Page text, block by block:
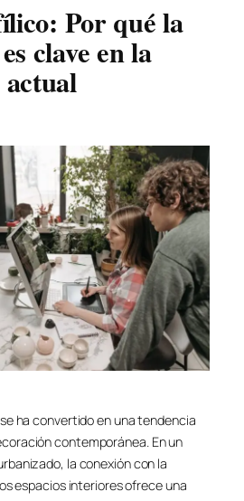
Por qué la
clave en la
ha convertido en una tendencia
contemporánea. En un
la conexión con la
espacios interiores ofrece una